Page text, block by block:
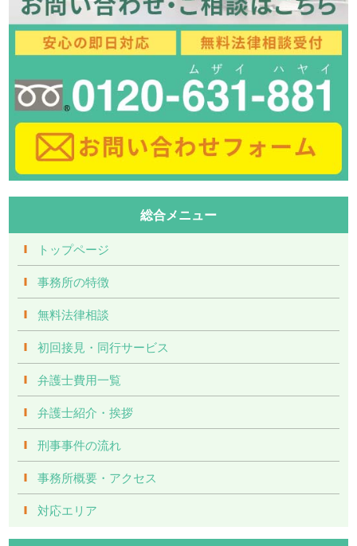
総合メニュー
トップページ
事務所の特徴
無料法律相談
初回接見・同行サービス
弁護士費用一覧
弁護士紹介・挨拶
刑事事件の流れ
事務所概要・アクセス
対応エリア